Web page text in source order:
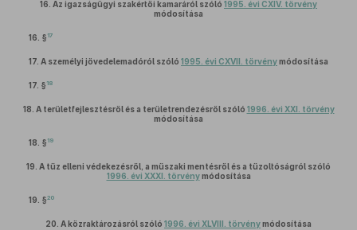
16. Az igazságügyi szakértői kamaráról szóló 1995. évi CXIV. törvény
módosítása
16. § 17
17. A személyi jövedelemadóról szóló 1995. évi CXVII. törvénymódosítása
17. § 18
18. A területfejlesztésről és a területrendezésről szóló 1996. évi XXI. törvény
módosítása
18. § 19
19. A tűz elleni védekezésről, a műszaki mentésről és a tűzoltóságról szóló
1996. évi XXXI. törvénymódosítása
19. §20
20. A közraktározásról szóló 1996. évi XLVIII. törvénymódosítása